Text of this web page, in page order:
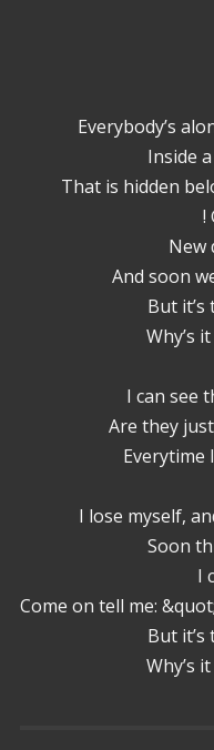
Everybody’s
Inside
That is hidden
!
New
And soon
But
Why’s
I can see
Are they
Everytime
I lose myself,
Soon
I
Come on tell me:
But
Why’s